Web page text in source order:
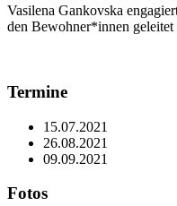
Vasilena Gankovska
den Bewohner*innen geleitet
Termine
15.07.2021
26.08.2021
09.09.2021
Fotos